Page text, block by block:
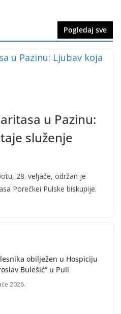
Pogledaj sve
u Pazinu:
služenje
28. veljače, održan je
Porečkei Pulske biskupije.
obilježen u Hospiciju
Bulešić“ u Puli
2026.